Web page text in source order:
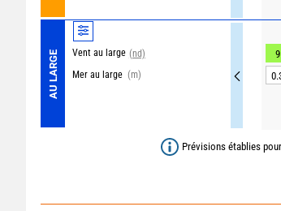
AU LARGE Vent au large (nd)
Mer au large (m)
9
Prévisions établies